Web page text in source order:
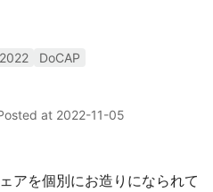
DoCAP
at 2022-11-05
アを個別にお造りになられて